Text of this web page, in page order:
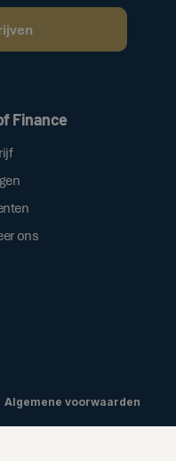
Finance
ons
Algemene voorwaarden